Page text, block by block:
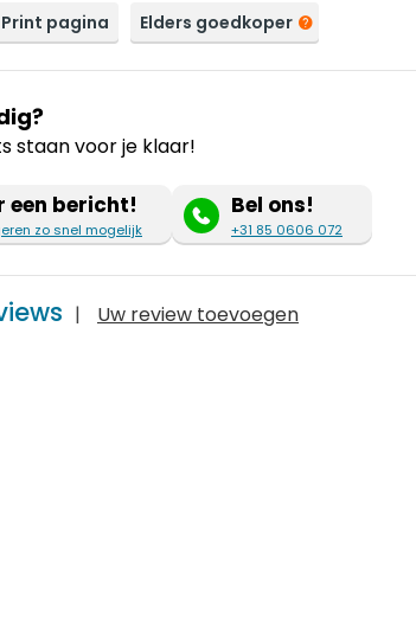
Print pagina Elders goedkoper
staan voor je klaar!
een bericht!
zo snel mogelijk
Bel ons!
+31 85 0606 072
| Uw review toevoegen